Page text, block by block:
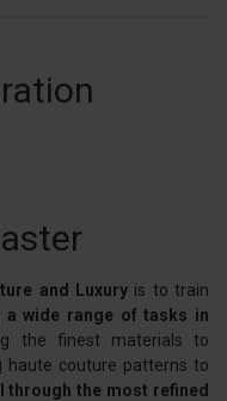
and Luxury is to train
a wide range of tasks in
the finest materials to
haute couture patterns to
the most refined